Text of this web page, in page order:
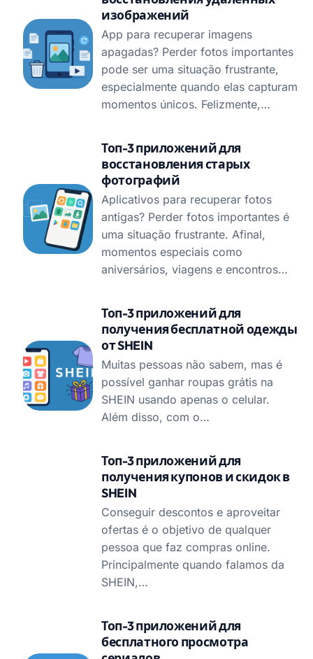
изображений
App para recuperar imagens
apagadas? Perder fotos importantes
pode ser uma situação frustrante,
especialmente quando elas capturam
momentos únicos. Felizmente,…
Топ-3 приложений для
восстановления старых
фотографий
Aplicativos para recuperar fotos
antigas? Perder fotos importantes é
uma situação frustrante. Afinal,
momentos especiais como
aniversários, viagens e encontros…
Топ-3 приложений для
получения бесплатной одежды
от SHEIN
Muitas pessoas não sabem, mas é
possível ganhar roupas grátis na
SHEIN usando apenas o celular.
Além disso, com o…
Топ-3 приложений для
получения купонов и скидок в
SHEIN
Conseguir descontos e aproveitar
ofertas é o objetivo de qualquer
pessoa que faz compras online.
Principalmente quando falamos da
SHEIN,…
Топ-3 приложений для
бесплатного просмотра